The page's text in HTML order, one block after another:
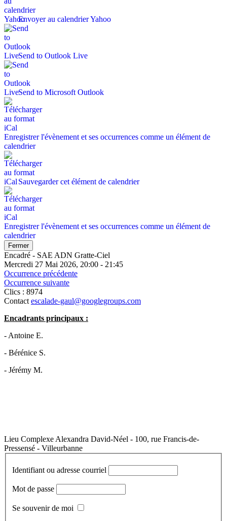
Envoyer au calendrier Yahoo
Send to Outlook Live
Send to Microsoft Outlook
Enregistrer l'évènement et ses occurrences comme un élément de
calendrier
Sauvegarder cet élément de calendrier
Enregistrer l'évènement et ses occurrences comme un élément de
calendrier
Fermer
Encadré - SAE ADN Gratte-Ciel
Mercredi 27 Mai 2026, 20:00 - 21:45
Occurrence précédente
Occurrence suivante
Clics : 8974
Contact escalade-gaul@googlegroups.com
Encadrants principaux :
- Antoine E.
- Bérénice S.
- Jérémy M.
Lieu Complexe Alexandra David-Néel - 100, rue Francis-de-
Pressensé - Villeurbanne
Identifiant ou adresse courriel
Mot de passe
Se souvenir de moi